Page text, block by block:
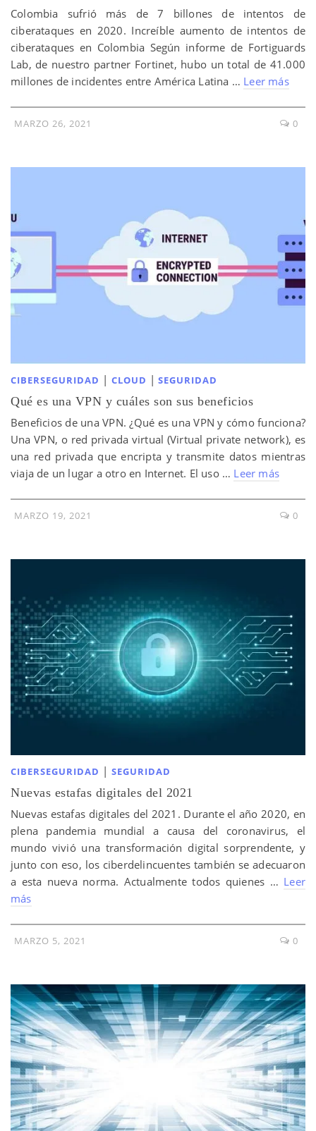
Colombia sufrió más de 7 billones de intentos de
ciberataques en 2020. Increíble aumento de intentos de
ciberataques en Colombia Según informe de Fortiguards
Lab, de nuestro partner Fortinet, hubo un total de 41.000
millones de incidentes entre América Latina … Leer más
MARZO 26, 2021 0
CIBERSEGURIDAD | CLOUD |SEGURIDAD
Qué es una VPN y cuáles son sus beneficios
Beneficios de una VPN. ¿Qué es una VPN y cómo funciona?
Una VPN, o red privada virtual (Virtual private network), es
una red privada que encripta y transmite datos mientras
viaja de un lugar a otro en Internet. El uso … Leer más
MARZO 19, 2021 0
CIBERSEGURIDAD | SEGURIDAD
Nuevas estafas digitales del 2021
Nuevas estafas digitales del 2021. Durante el año 2020, en
plena pandemia mundial a causa del coronavirus, el
mundo vivió una transformación digital sorprendente, y
junto con eso, los ciberdelincuentes también se adecuaron
a esta nueva norma. Actualmente todos quienes … Leer
más
MARZO 5, 2021 0